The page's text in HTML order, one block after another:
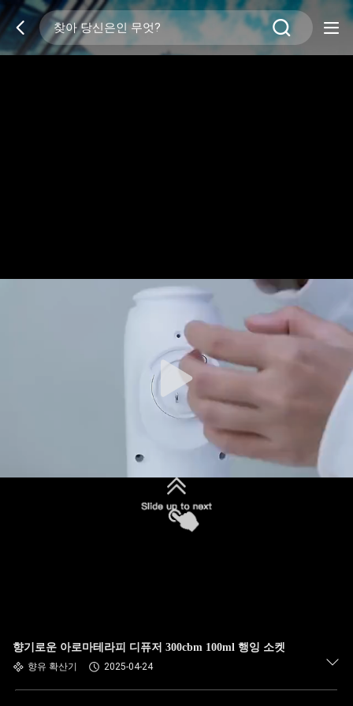
향기로운 아로마테라피 디퓨저 300cbm 100ml 행잉 소켓
향유 확산기 2025-04-24